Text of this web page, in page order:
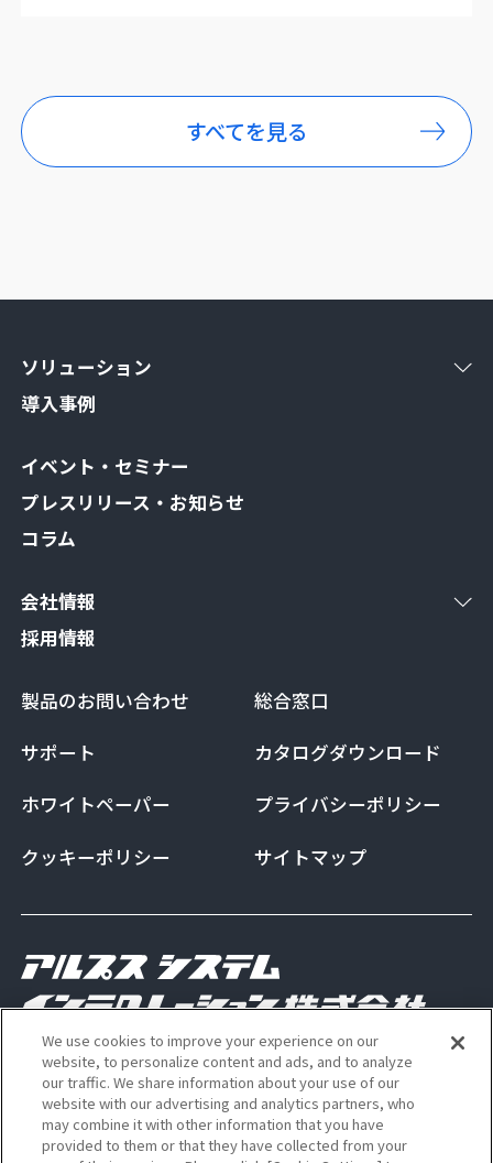
すべてを見る
ソリューション
導入事例
イベント・セミナー
プレスリリース・お知らせ
コラム
会社情報
採用情報
製品のお問い合わせ
総合窓口
サポート
カタログダウンロード
ホワイトペーパー
プライバシーポリシー
クッキーポリシー
サイトマップ
Copyright Alps System Integration Co., Ltd. All
rights reserved
We use cookies to improve your experience on our
website, to personalize content and ads, and to analyze
our traffic. We share information about your use of our
website with our advertising and analytics partners, who
may combine it with other information that you have
provided to them or that they have collected from your